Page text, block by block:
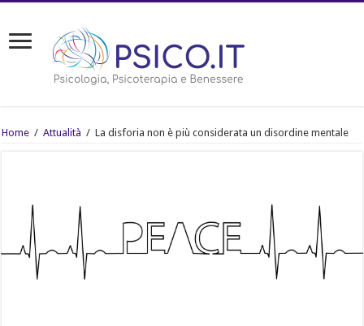
Home / Attualità / La disforia non è più considerata un disordine mentale